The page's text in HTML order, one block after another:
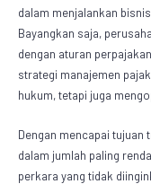
dalam menjalankan
Bayangkan saja,
dengan aturan
strategi manajemen
hukum, tetapi juga
Dengan mencapai
dalam jumlah paling
perkara yang tidak